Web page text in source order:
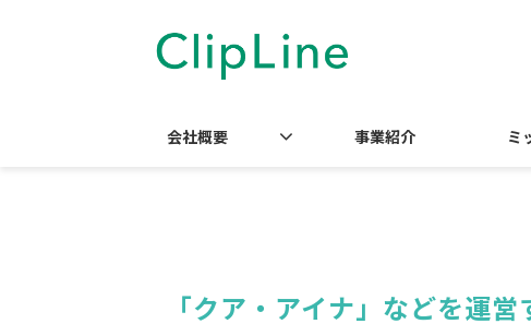
会社概要 事業紹介 ミ
「クア・アイナ」などを運